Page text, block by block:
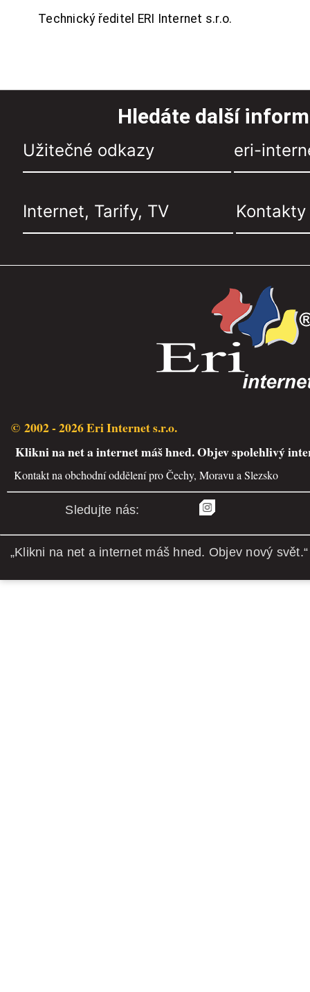
Technický ředitel ERI Internet s.r.o.
Hledáte další
Užitečné odkazy eri-
Internet, Tarify, TV Kontakty
© 2002 - 2026 Eri Internet s.r.o.
Klikni na net a internet máš hned. Objev spolehlivý
Kontakt na obchodní oddělení pro Čechy, Moravu a Slezsko
Sledujte nás:
„Klikni na net a internet máš hned. Objev nový svět.“